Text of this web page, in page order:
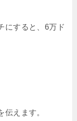
にすると、6万ド
伝えます。